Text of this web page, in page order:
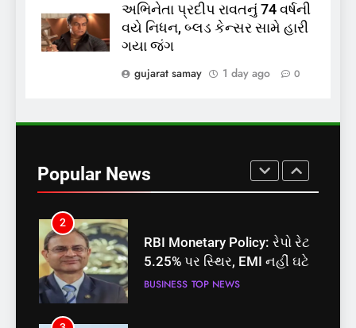
અભિનેતા પ્રદીપ રાવતનું 74 વર્ષની
વયે નિધન, બ્લડ કેન્સર સામે હારી
ગયા જંગ
gujarat samay
1 day ago 0
Popular News
8
શું તમારું મધ કે ઘી ખરેખર શુદ્ધ
છે? FSSAIએ ડાબરના દાવાઓની
પોલ ખોલી, મૂક્યો પ્રતિબંધ
INDIA TOP NEWS
બેઠક પરથી પવન પાંડેને 2027
માટે બનાવાયા ઉમેદવાર
INDIA
2
RBI Monetary Policy: રેપો રેટ
5.25% પર સ્થિર, EMI નહીં ઘટે
BUSINESS TOP NEWS